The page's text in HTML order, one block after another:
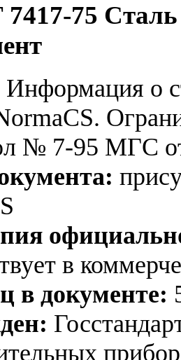
75 Сталь
Информация о
№ 7-95 МГС
в
в документе: